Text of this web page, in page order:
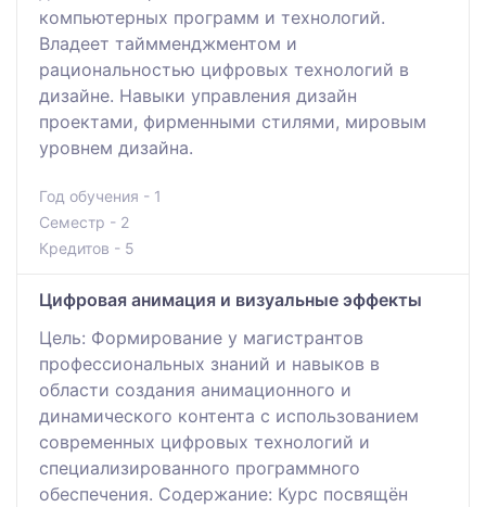
компьютерных программ и технологий.
Владеет таймменджментом и
рациональностью цифровых технологий в
дизайне. Навыки управления дизайн
проектами, фирменными стилями, мировым
уровнем дизайна.
Год обучения - 1
Семестр - 2
Кредитов - 5
Цифровая анимация и визуальные эффекты
Цель: Формирование у магистрантов
профессиональных знаний и навыков в
области создания анимационного и
динамического контента с использованием
современных цифровых технологий и
специализированного программного
обеспечения. Содержание: Курс посвящён